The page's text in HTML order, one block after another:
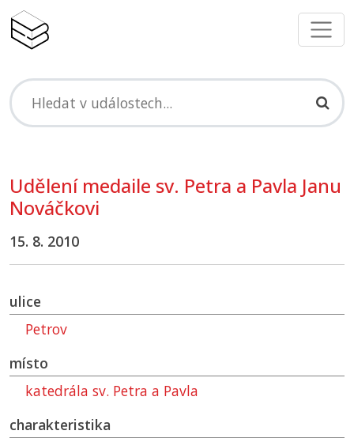
Udělení medaile sv. Petra a Pavla Janu
Nováčkovi
15. 8. 2010
ulice
Petrov
místo
katedrála sv. Petra a Pavla
charakteristika